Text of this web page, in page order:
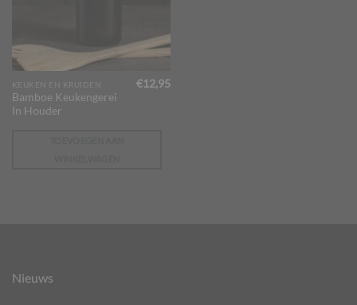
KEUKEN EN KRUIDEN
Bamboe Keukengerei
In Houder
€12,95
Nieuws